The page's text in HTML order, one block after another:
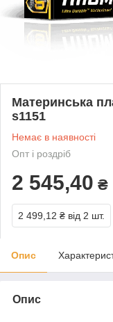
Материнська
s1151
Немає в наявності
Опт і роздріб
2 545,40 ₴
2 499,12 ₴ від 2 шт.
Опис
Опис